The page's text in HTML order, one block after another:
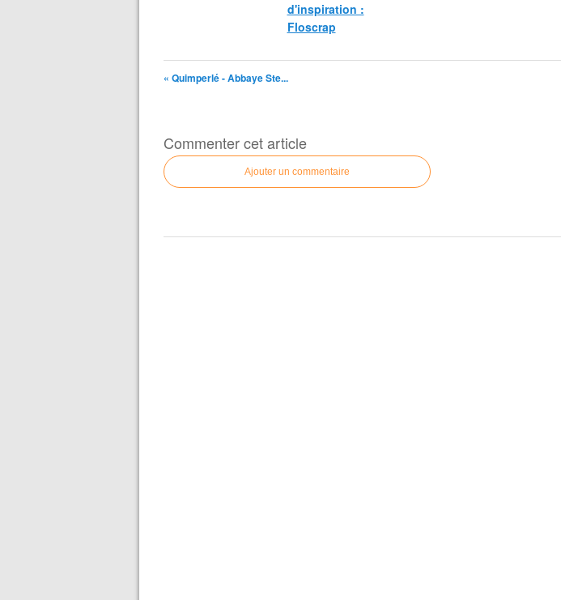
d'inspiration :
Floscrap
« Quimperlé - Abbaye Ste...
Commenter cet article
Ajouter un commentaire